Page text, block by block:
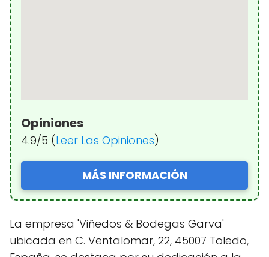
Opiniones
4.9/5 (Leer Las Opiniones)
MÁS INFORMACIÓN
La empresa 'Viñedos & Bodegas Garva'
ubicada en C. Ventalomar, 22, 45007 Toledo,